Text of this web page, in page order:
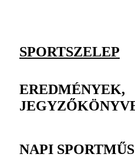
SPORTSZELEP
EREDMÉNYEK,
NAPI